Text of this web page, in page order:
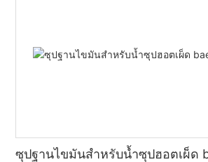
ซุปฐานไขมันสำหรับน้ำซุปฮอตเผ็ด